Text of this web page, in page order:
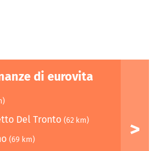
di eurovita
Del Tronto (62 km)
(69 km)